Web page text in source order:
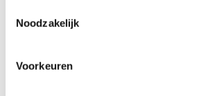
kader van uw gebruik van de diensten
Noodzakelijk
Voorkeuren
Uw bericht